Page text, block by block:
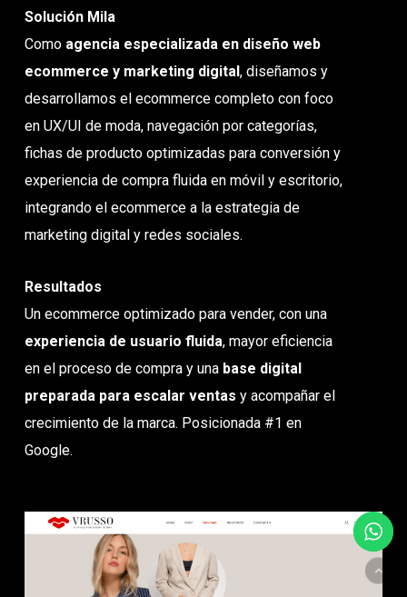
Solución Mila
Como agencia especializada en diseño web
ecommerce y marketing digital, diseñamos y
desarrollamos el ecommerce completo con foco
en UX/UI de moda, navegación por categorías,
fichas de producto optimizadas para conversión y
experiencia de compra fluida en móvil y escritorio,
integrando el ecommerce a la estrategia de
marketing digital y redes sociales.
Resultados
Un ecommerce optimizado para vender, con una
experiencia de usuario fluida, mayor eficiencia
en el proceso de compra y una base digital
preparada para escalar ventas y acompañar el
crecimiento de la marca. Posicionada #1 en
Google.